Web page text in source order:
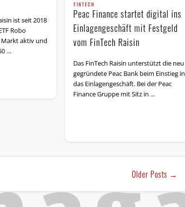
ist seit 2018
Robo
aktiv und
…
FINTECH
Peac Finance startet digital ins
Einlagengeschäft mit Festgeld
vom FinTech Raisin
Das FinTech Raisin unterstützt die neu
gegründete Peac Bank beim Einstieg in
das Einlagengeschäft. Bei der Peac
Finance Gruppe mit Sitz in …
Older Posts →